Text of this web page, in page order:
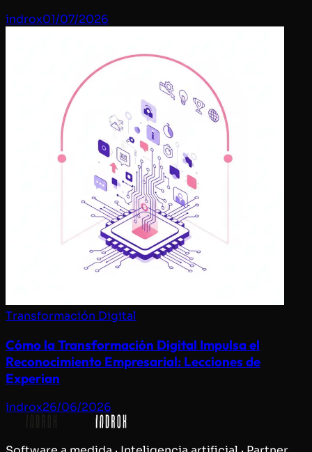
indrox01/07/2026
Transformación Digital
Cómo la Transformación Digital Impulsa el
Reconocimiento Empresarial: Lecciones de
Experian
indrox26/06/2026